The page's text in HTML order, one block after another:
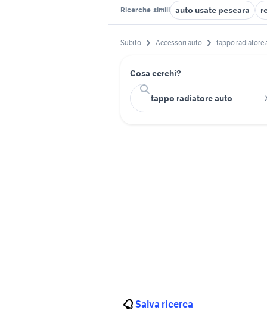
Ricerche simili auto usate pescara
Subito Accessori auto tappo radiatore
Cosa cerchi?
Salva ricerca